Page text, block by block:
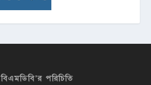
বিএমডিবি’র পরিচিতি